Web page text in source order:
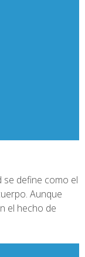
se define como el
Aunque
el hecho de